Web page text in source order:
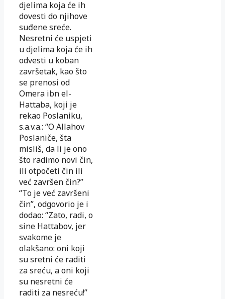
djelima koja će ih
dovesti do njihove
suđene sreće.
Nesretni će uspjeti
u djelima koja će ih
odvesti u koban
završetak, kao što
se prenosi od
Omera ibn el-
Hattaba, koji je
rekao Poslaniku,
s.a.v.a.: “O Allahov
Poslaniče, šta
misliš, da li je ono
što radimo novi čin,
ili otpočeti čin ili
već završen čin?”
“To je već završeni
čin”, odgovorio je i
dodao: “Zato, radi, o
sine Hattabov, jer
svakome je
olakšano: oni koji
su sretni će raditi
za sreću, a oni koji
su nesretni će
raditi za nesreću!”